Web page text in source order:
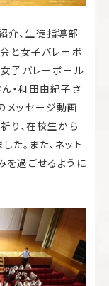
介、生徒指導部
と女子バレーボ
子バレーボール
・和田由紀子さ
メッセージ動画
り、在校生から
。また、ネット
を過ごせるように